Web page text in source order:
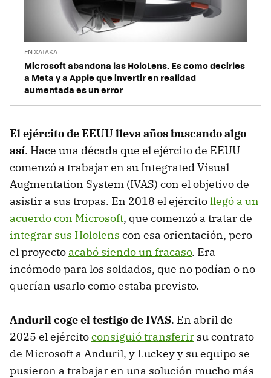
EN XATAKA
Microsoft abandona las HoloLens. Es como decirles
a Meta y a Apple que invertir en realidad
aumentada es un error
El ejército de EEUU lleva años buscando algo
así. Hace una década que el ejército de EEUU
comenzó a trabajar en su Integrated Visual
Augmentation System (IVAS) con el objetivo de
asistir a sus tropas. En 2018 el ejércitollegó a un
acuerdo con Microsoft, que comenzó a tratar de
integrar sus Hololens con esa orientación, pero
el proyecto acabó siendo un fracaso. Era
incómodo para los soldados, que no podían o no
querían usarlo como estaba previsto.
Anduril coge el testigo de IVAS. En abril de
2025 el ejércitoconsiguió transferir su contrato
de Microsoft a Anduril, y Luckey y su equipo se
pusieron a trabajar en una solución mucho más